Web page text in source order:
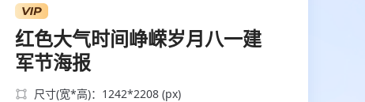
红色大气时间峥嵘岁月八一建
军节海报
尺寸(宽*高)：1242*2208 (px)